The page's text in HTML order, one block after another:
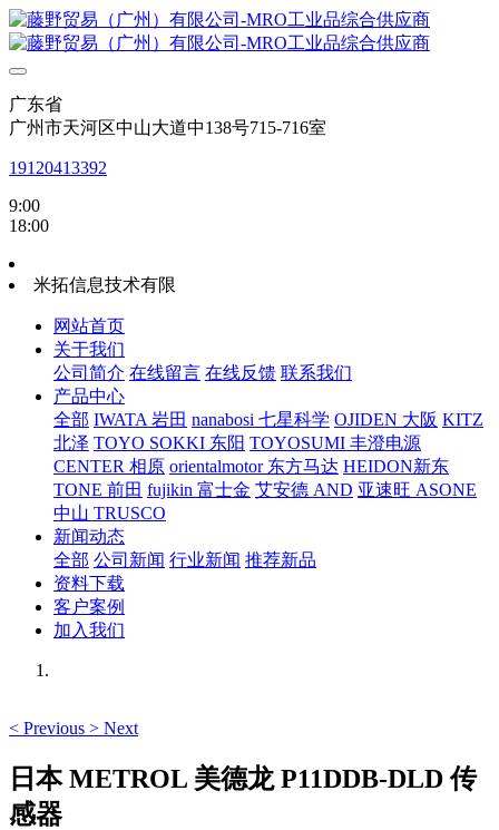
广东省
广州市天河区中山大道中138号715-716室
19120413392
9:00
18:00
米拓信息技术有限
网站首页
关于我们
公司简介 在线留言 在线反馈 联系我们
产品中心
全部 IWATA 岩田 nanabosi 七星科学 OJIDEN 大阪 KITZ
北泽 TOYO SOKKI 东阳 TOYOSUMI 丰澄电源
CENTER 相原 orientalmotor 东方马达 HEIDON新东
TONE 前田 fujikin 富士金 艾安德 AND 亚速旺 ASONE
中山 TRUSCO
新闻动态
全部 公司新闻 行业新闻 推荐新品
资料下载
客户案例
加入我们
< Previous > Next
日本 METROL 美德龙 P11DDB-DLD 传
感器